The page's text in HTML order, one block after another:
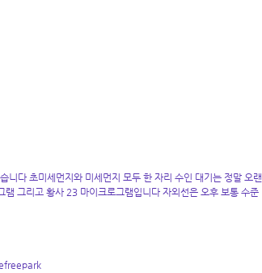
니다 초미세먼지와 미세먼지 모두 한 자리 수인 대기는 정말 오랜
그리고 황사 23 마이크로그램입니다 자외선은 오후 보통 수준